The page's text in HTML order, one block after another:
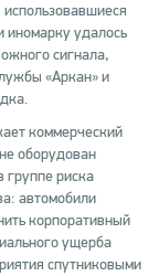
иномарку удалось
сигнала,
«Аркан» и
коммерческий
оборудован
группе риска
автомобили
корпоративный
ущерба
спутниковыми